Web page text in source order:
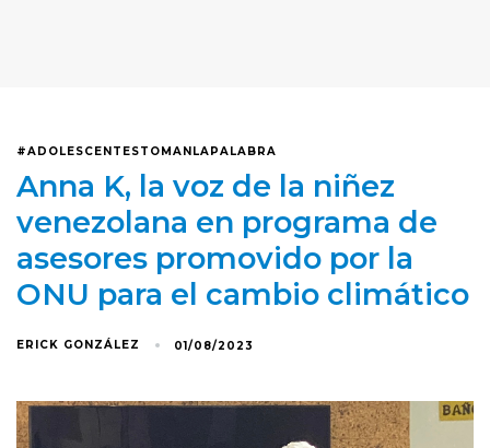
#ADOLESCENTESTOMANLAPALABRA
Anna K, la voz de la niñez
venezolana en programa de
asesores promovido por la
ONU para el cambio climático
ERICK GONZÁLEZ 01/08/2023